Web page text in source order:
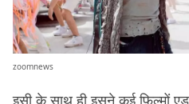
zoomnews
इसी के साथ ही इसने कई फ़िल्मों